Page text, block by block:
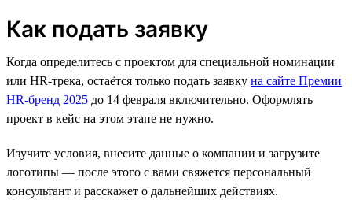
Как подать заявку
Когда определитесь с проектом для специальной номинации
или HR-трека, остаётся только подать заявку на сайте Премии
HR-бренд 2025 до 14 февраля включительно. Оформлять
проект в кейс на этом этапе не нужно.
Изучите условия, внесите данные о компании и загрузите
логотипы — после этого с вами свяжется персональный
консультант и расскажет о дальнейших действиях.